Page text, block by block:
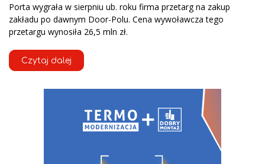
Porta wygrała w sierpniu ub. roku firma przetarg na zakup
zakładu po dawnym Door-Polu. Cena wywoławcza tego
przetargu wynosiła 26,5 mln zł.
Czytaj dalej